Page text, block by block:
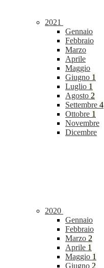
2021
Gennaio
Febbraio
Marzo
Aprile
Maggio
Giugno 1
Luglio 1
Agosto 2
Settembre 4
Ottobre 1
Novembre
Dicembre
2020
Gennaio
Febbraio
Marzo 2
Aprile 1
Maggio 1
Giugno 2